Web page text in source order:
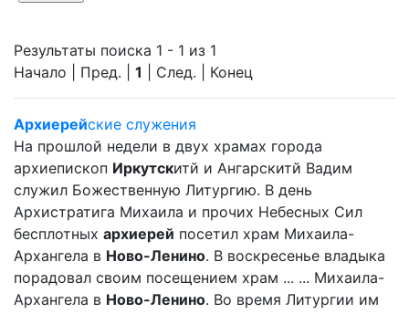
Результаты поиска 1 - 1 из 1
Начало | Пред. | 1 | След. | Конец
Архиерейские служения
На прошлой недели в двух храмах города
архиепископ Иркутскитй и Ангарскитй Вадим
служил Божественную Литургию. В день
Архистратига Михаила и прочих Небесных Сил
бесплотных архиерей посетил храм Михаила-
Архангела в Ново-Ленино. В воскресенье владыка
порадовал своим посещением храм ... ... Михаила-
Архангела в Ново-Ленино. Во время Литургии им